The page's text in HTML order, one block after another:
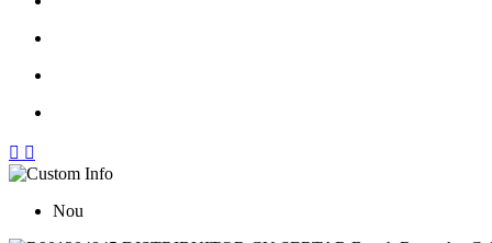
 
Nou